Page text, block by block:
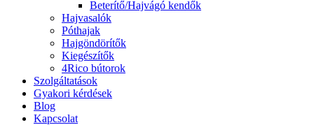
Beterítő/Hajvágó kendők
Hajvasalók
Póthajak
Hajgöndörítők
Kiegészítők
4Rico bútorok
Szolgáltatások
Gyakori kérdések
Blog
Kapcsolat